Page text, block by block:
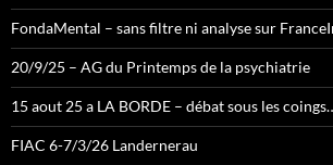
FondaMental – sans filtre ni analyse sur
20/9/25 – AG du Printemps de la psychiatrie
15 aout 25 a LA BORDE – débat sous les
FIAC 6-7/3/26 Landernerau